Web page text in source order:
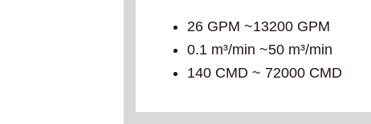
26 GPM ~13200 GPM
0.1 m³/min ~50 m³/min
140 CMD ~ 72000 CMD